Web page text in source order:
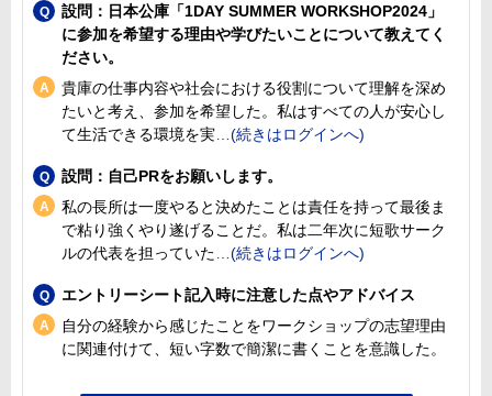
設問：日本公庫「1DAY SUMMER WORKSHOP2024」
に参加を希望する理由や学びたいことについて教えてく
ださい。
貴庫の仕事内容や社会における役割について理解を深め
たいと考え、参加を希望した。私はすべての人が安心し
て生活できる環境を実
設問：自己PRをお願いします。
私の長所は一度やると決めたことは責任を持って最後ま
で粘り強くやり遂げることだ。私は二年次に短歌サーク
ルの代表を担っていた
エントリーシート記入時に注意した点やアドバイス
自分の経験から感じたことをワークショップの志望理由
に関連付けて、短い字数で簡潔に書くことを意識した。